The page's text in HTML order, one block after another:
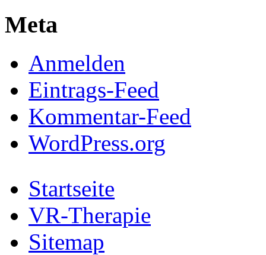
Meta
Anmelden
Eintrags-Feed
Kommentar-Feed
WordPress.org
Startseite
VR-Therapie
Sitemap